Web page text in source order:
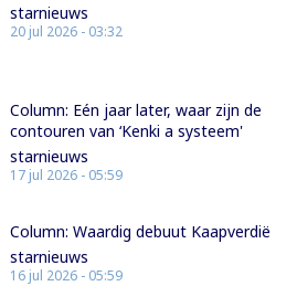
starnieuws
20 jul 2026 - 03:32
Column: Eén jaar later, waar zijn de
contouren van ‘Kenki a systeem'
starnieuws
17 jul 2026 - 05:59
Column: Waardig debuut Kaapverdië
starnieuws
16 jul 2026 - 05:59